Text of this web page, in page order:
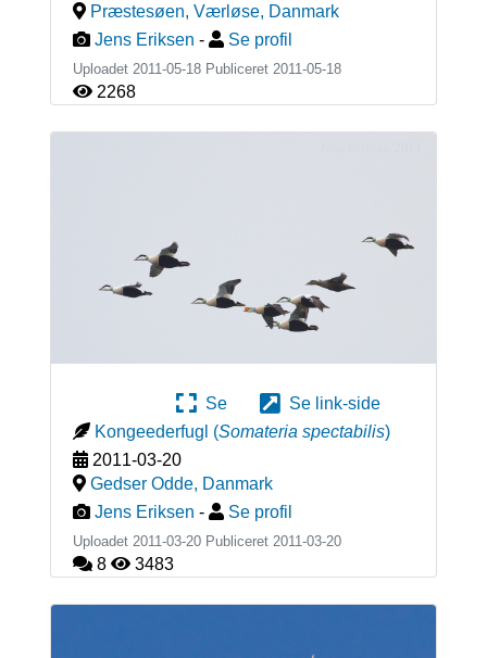
Præstesøen, Værløse, Danmark
Jens Eriksen - Se profil
Uploadet 2011-05-18 Publiceret 2011-05-18
2268
Se
Se link-side
Kongeederfugl (Somateria spectabilis)
2011-03-20
Gedser Odde, Danmark
Jens Eriksen - Se profil
Uploadet 2011-03-20 Publiceret 2011-03-20
8 3483